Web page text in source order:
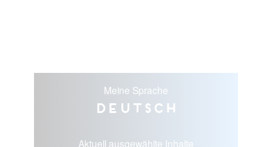
Meine Sprache
Deutsch
Aktuell ausgewählte Inhalte